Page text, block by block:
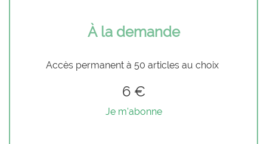
À la demande
Accès permanent à 50 articles au choix
6 €
Je m'abonne